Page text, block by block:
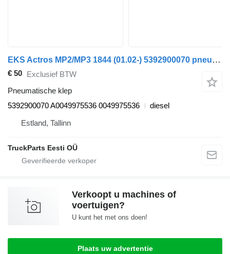
EKS Actros MP2/MP3 1844 (01.02-) 5392900070 pneumatische klep voor Mercedes-Benz Actros, Axor MP1, MP2, MP3 (1996-2014) trekker
€ 50 Exclusief BTW
Pneumatische klep
5392900070 A0049975536 0049975536
diesel
Estland, Tallinn
TruckParts Eesti OÜ
Verkoopt u machines of
voertuigen?
U kunt het met ons doen!
Plaats uw advertentie